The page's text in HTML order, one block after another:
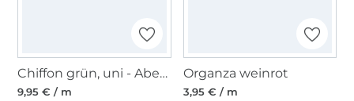
Chiffon grün, uni - Abendmodestoff
9,95 € / m
Organza weinrot
3,95 € / m